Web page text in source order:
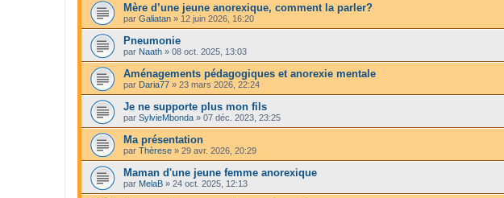
Mère d’une jeune anorexique, comment la parler?
par Galiatan » 12 juin 2026, 16:20
Pneumonie
par Naath » 08 oct. 2025, 13:03
Aménagements pédagogiques et anorexie mentale
par Daria77 » 23 mars 2026, 22:24
Je ne supporte plus mon fils
par SylvieMbonda » 07 déc. 2023, 23:25
Ma présentation
par Thèrese » 29 avr. 2026, 20:29
Maman d'une jeune femme anorexique
par MelaB » 24 oct. 2025, 12:13